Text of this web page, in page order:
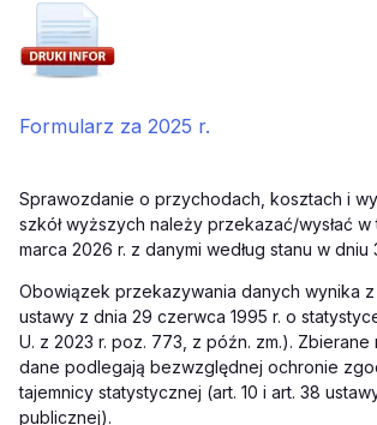
Formularz za 2025 r.
Sprawozdanie o przychodach, kosztach i
szkół wyższych należy przekazać/wysłać w
marca 2026 r. z danymi według stanu w dniu
Obowiązek przekazywania danych wynika z
ustawy z dnia 29 czerwca 1995 r. o
U. z 2023 r. poz. 773, z późn. zm.). Zbierane
dane podlegają bezwzględnej ochronie
tajemnicy statystycznej (art. 10 i art. 38
publicznej).